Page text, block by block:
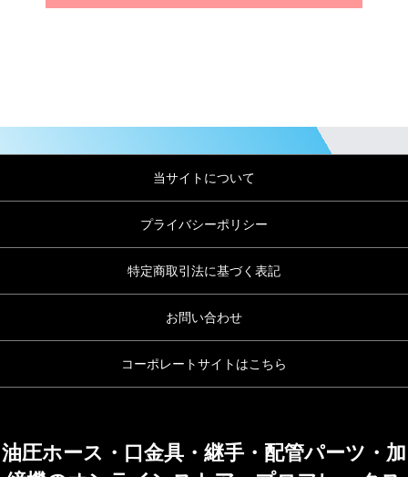
当サイトについて
プライバシーポリシー
特定商取引法に基づく表記
お問い合わせ
コーポレートサイトはこちら
油圧ホース・口金具・継手・配管パーツ・加